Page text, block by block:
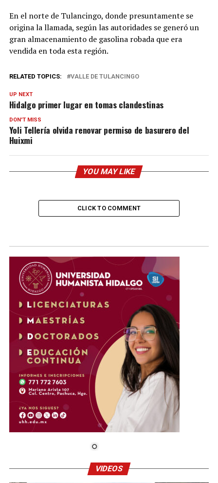
En el norte de Tulancingo, donde presuntamente se
origina la llamada, según las autoridades se generó un
gran almacenamiento de gasolina robada que era
vendida en toda esta región.
RELATED TOPICS: VALLE DE TULANCINGO
UP NEXT
Hidalgo primer lugar en tomas clandestinas
DON'T MISS
Yoli Tellería olvida renovar permiso de basurero del
Huixmi
YOU MAY LIKE
CLICK TO COMMENT
VIDEOS